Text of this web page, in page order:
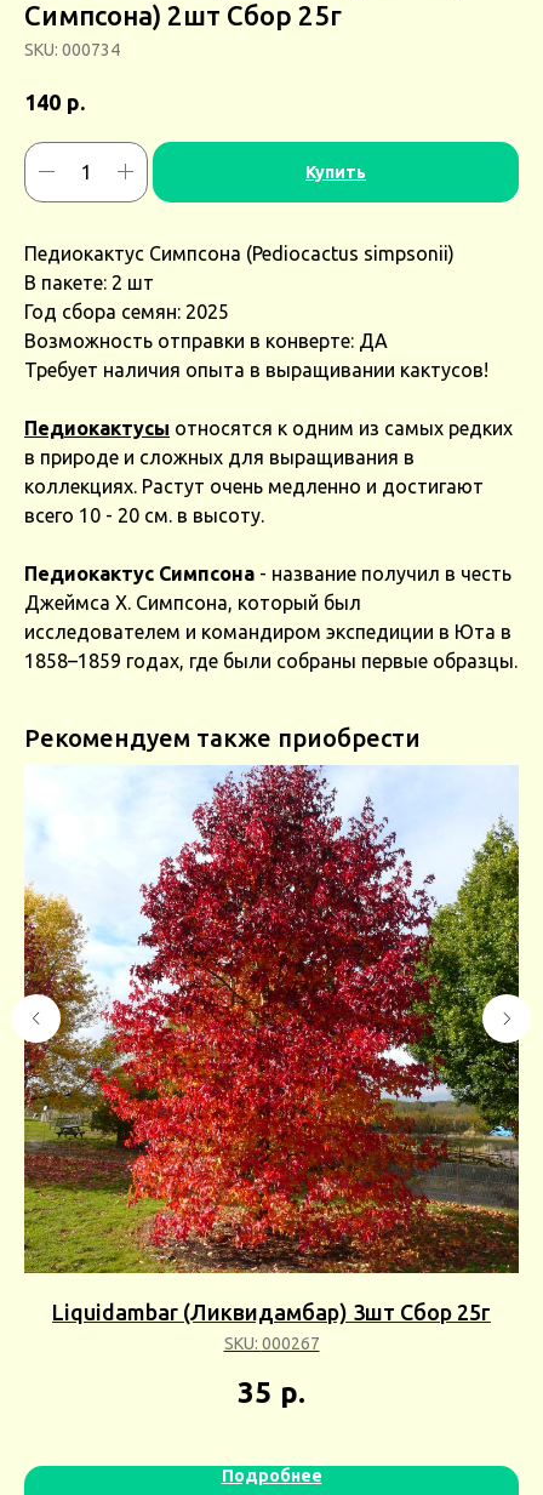
Симпсона) 2шт Сбор 25г
SKU: 000734
140 р.
Купить
Педиокактус Симпсона (Pediocactus simpsonii)
В пакете: 2 шт
Год сбора семян: 2025
Возможность отправки в конверте: ДА
Требует наличия опыта в выращивании кактусов!
Педиокактусы относятся к одним из самых редких
в природе и сложных для выращивания в
коллекциях. Растут очень медленно и достигают
всего 10 - 20 см. в высоту.
Педиокактус Симпсона - название получил в честь
Джеймса Х. Симпсона, который был
исследователем и командиром экспедиции в Юта в
1858–1859 годах, где были собраны первые образцы.
Рекомендуем также приобрести
Liquidambar (Ликвидамбар) 3шт Сбор 25г
SKU: 000267
35 р.
Подробнее